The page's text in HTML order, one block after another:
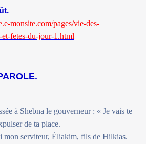
monsite.com/pages/vie-des-
et-fetes-du-jour-1.html
à Shebna le gouverneur : « Je vais te
de ta place.
mon serviteur, Éliakim, fils de Hilkias.